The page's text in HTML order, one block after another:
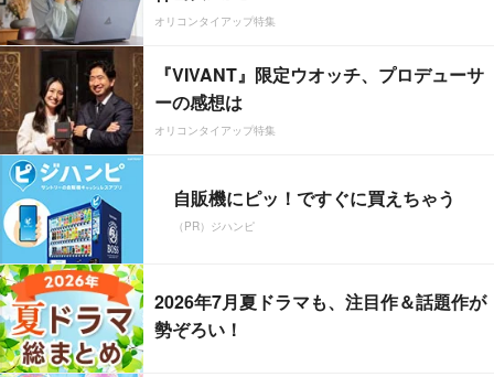
オリコンタイアップ特集
『VIVANT』限定ウオッチ、プロデューサ
ーの感想は
オリコンタイアップ特集
自販機にピッ！ですぐに買えちゃう
（PR）ジハンピ
2026年7月夏ドラマも、注目作＆話題作が
勢ぞろい！